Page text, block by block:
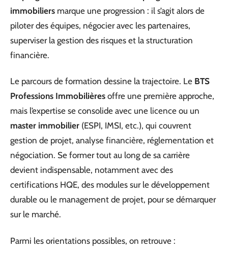
immobiliers marque une progression : il s’agit alors de
piloter des équipes, négocier avec les partenaires,
superviser la gestion des risques et la structuration
financière.
Le parcours de formation dessine la trajectoire. Le BTS
Professions Immobilières offre une première approche,
mais l’expertise se consolide avec une licence ou un
master immobilier (ESPI, IMSI, etc.), qui couvrent
gestion de projet, analyse financière, réglementation et
négociation. Se former tout au long de sa carrière
devient indispensable, notamment avec des
certifications HQE, des modules sur le développement
durable ou le management de projet, pour se démarquer
sur le marché.
Parmi les orientations possibles, on retrouve :